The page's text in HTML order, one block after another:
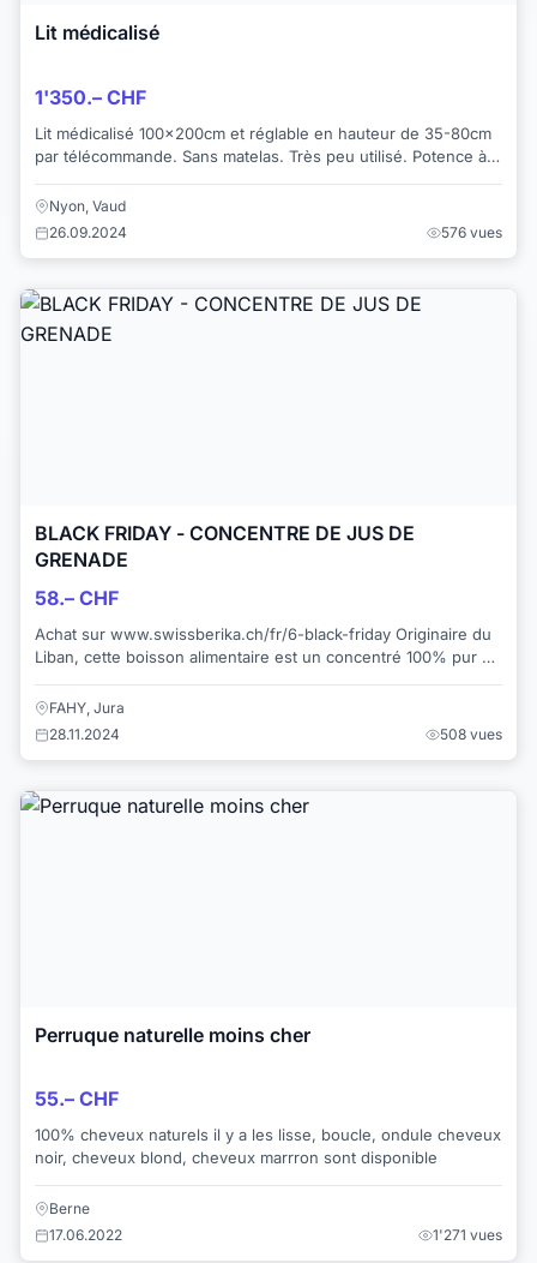
Lit médicalisé
1'350.– CHF
Lit médicalisé 100x200cm et réglable en hauteur de 35-80cm
par télécommande. Sans matelas. Très peu utilisé. Potence à
Nyon, Vaud
26.09.2024
576 vues
BLACK FRIDAY - CONCENTRE DE JUS DE
GRENADE
58.– CHF
Achat sur www.swissberika.ch/fr/6-black-friday Originaire du
Liban, cette boisson alimentaire est un concentré 100% pur et
FAHY, Jura
28.11.2024
508 vues
Perruque naturelle moins cher
55.– CHF
100% cheveux naturels il y a les lisse, boucle, ondule cheveux
noir, cheveux blond, cheveux marrron sont disponible
Berne
17.06.2022
1'271 vues